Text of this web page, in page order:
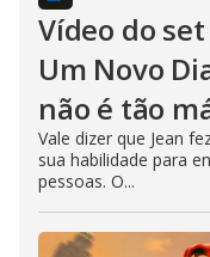
Vídeo do
Um Novo
não é tão
Vale dizer que Jean
sua habilidade para
pessoas. O...